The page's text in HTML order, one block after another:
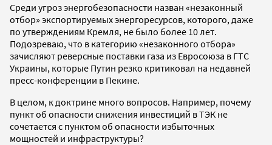
Среди угроз энергобезопасности назван «незаконный
отбор» экспортируемых энергоресурсов, которого, даже
по утверждениям Кремля, не было более 10 лет.
Подозреваю, что в категорию «незаконного отбора»
зачисляют реверсные поставки газа из Евросоюза в ГТС
Украины, которые Путин резко критиковал на недавней
пресс-конференции в Пекине.
В целом, к доктрине много вопросов. Например, почему
пункт об опасности снижения инвестиций в ТЭК не
сочетается с пунктом об опасности избыточных
мощностей и инфраструктуры?